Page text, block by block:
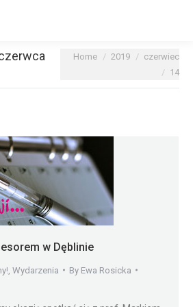
You are here:
Home 2019
czerwiec
14
w Dęblinie
Wydarzenia By Ewa Rosicka